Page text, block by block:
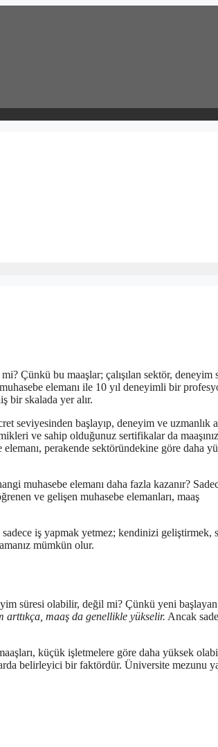
Çünkü bu maaşlar; çalışılan sektör, deneyim
elemanı ile 10 yıl deneyimli bir
bir skalada yer alır.
seviyesinden başlayıp, deneyim ve uzmanlık
ve sahip olduğunuz sertifikalar da
perakende sektöründekine göre daha
muhasebe elemanı daha fazla kazanır?
ve gelişen muhasebe elemanları, maaş
iş yapmak yetmez; kendinizi geliştirmek,
mümkün olur.
süresi olabilir, değil mi? Çünkü yeni başlayan
arttıkça, maaş da genellikle yükselir. Ancak
küçük işletmelere göre daha yüksek
belirleyici bir faktördür. Üniversite mezunu